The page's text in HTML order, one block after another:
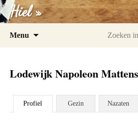
Hiel »
Menu
Lodewijk Napoleon Mattens
Profiel Gezin Nazaten